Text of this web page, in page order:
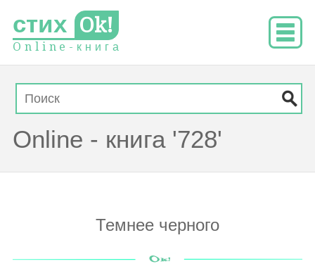
стих Ok!
O n l i n e - к н и г а
Online - книга '728'
Темнее черного